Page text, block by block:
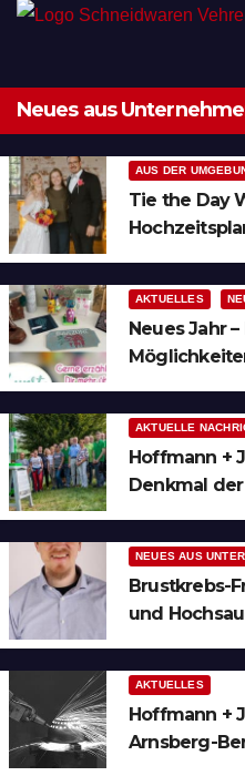
Neues aus
AUS DER
Tie the Day
AKTUELLES
Neues Jahr
AKTUELLE
Hoffmann +
Denkmal
NEUES AUS
Brustkrebs-
und
AKTUELLES
Hoffmann +
Arnsberg-